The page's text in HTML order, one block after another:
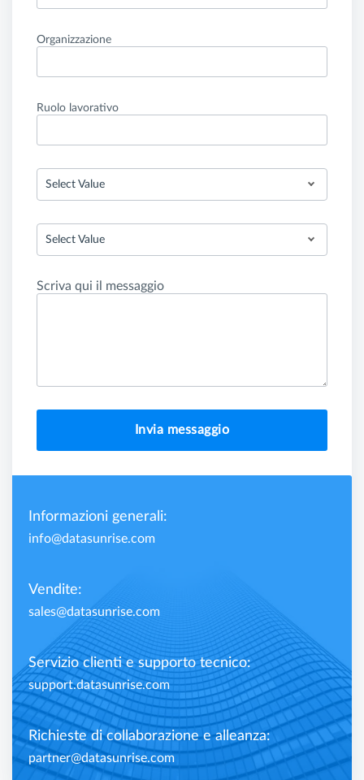
Organizzazione
Ruolo lavorativo
Select Value
Select Value
Scriva qui il messaggio
Invia messaggio
Informazioni generali:
info@datasunrise.com
Vendite:
sales@datasunrise.com
Servizio clienti e supporto tecnico:
support.datasunrise.com
Richieste di collaborazione e alleanza:
partner@datasunrise.com